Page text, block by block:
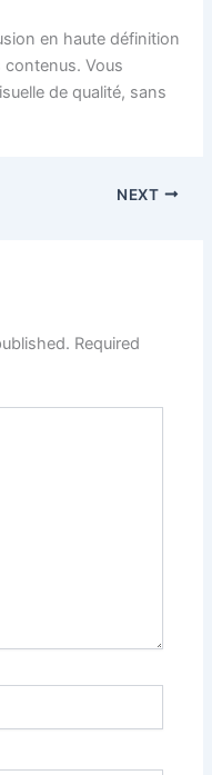
en haute définition
Vous
de qualité, sans
NEXT
Required